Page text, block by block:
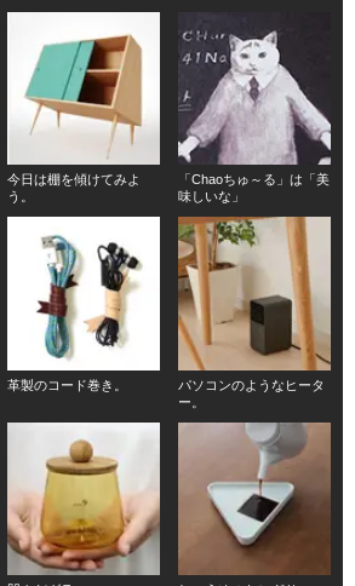
今日は棚を傾けてみよ
う。
「Chaoちゅ～る」は「美
味しいな」
革製のコード巻き。
パソコンのようなヒータ
ー。